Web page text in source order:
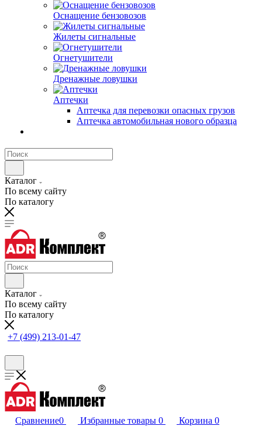
Оснащение бензовозов
Жилеты сигнальные
Огнетушители
Дренажные ловушки
Аптечки
Аптечка для перевозки опасных грузов
Аптечка автомобильная нового образца
Каталог
По всему сайту
По каталогу
Каталог
По всему сайту
По каталогу
+7 (499) 213-01-47
Сравнение0 Избранные товары 0 Корзина 0